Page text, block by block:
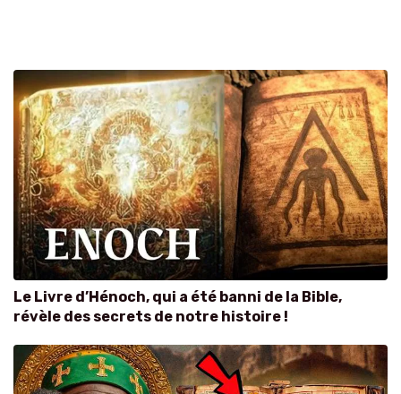
Le Livre d’Hénoch, qui a été banni de la Bible,
révèle des secrets de notre histoire !